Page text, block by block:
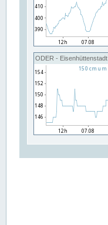
ODER - Eisenhüttenstadt